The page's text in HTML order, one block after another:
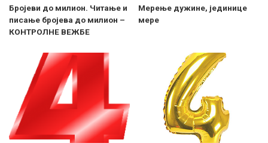
Бројеви до милион. Читање и
писање бројева до милион –
КОНТРОЛНЕ ВЕЖБЕ
Meрење дужине, јединице
мере